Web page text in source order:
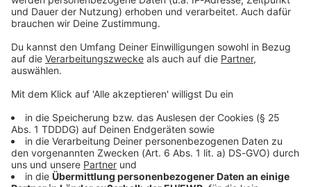
© dpa-infocom, dpa:260115-930-547077/1
DAS KÖNNTE DICH AUCH INTERESSIEREN
Stars